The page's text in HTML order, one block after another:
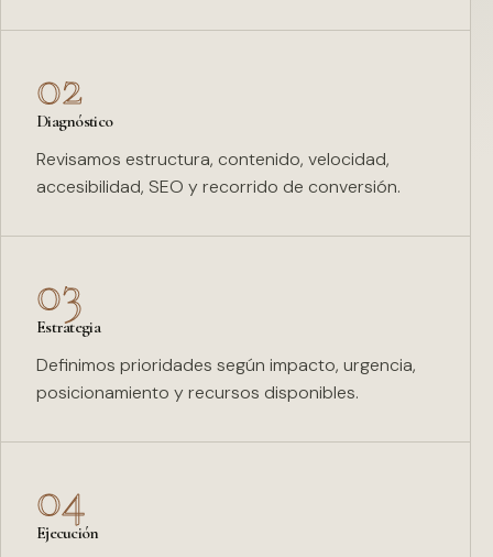
02
Diagnóstico
Revisamos estructura, contenido, velocidad,
accesibilidad, SEO y recorrido de conversión.
03
Estrategia
Definimos prioridades según impacto, urgencia,
posicionamiento y recursos disponibles.
04
Ejecución